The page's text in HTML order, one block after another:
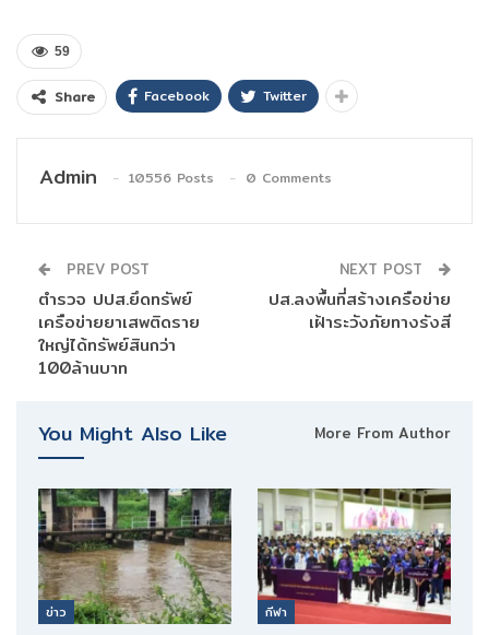
59
Share Facebook Twitter
Admin 10556 Posts 0 Comments
PREV POST
ตำรวจ ปปส.ยึดทรัพย์
เครือข่ายยาเสพติดราย
ใหญ่ได้ทรัพย์สินกว่า
100ล้านบาท
NEXT POST
ปส.ลงพื้นที่สร้างเครือข่าย
เฝ้าระวังภัยทางรังสี
You Might Also Like More From Author
ข่าว
กีฬา